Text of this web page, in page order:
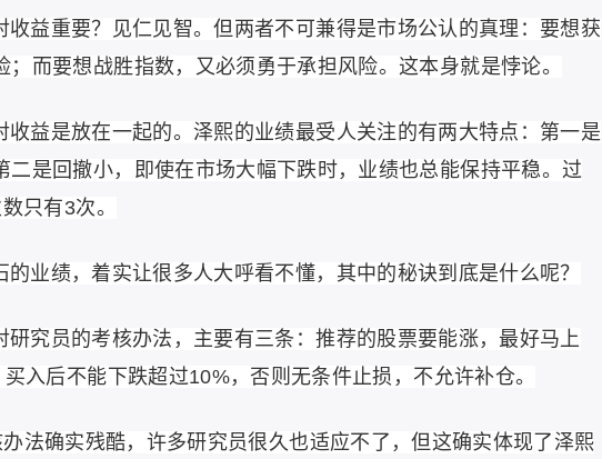
收益重要？见仁见智。但两者不可兼得是市场公认的真理：要想获
而要想战胜指数，又必须勇于承担风险。这本身就是悖论。
收益是放在一起的。泽熙的业绩最受人关注的有两大特点：第一是
二是回撤小，即使在市场大幅下跌时，业绩也总能保持平稳。过
只有3次。
业绩，着实让很多人大呼看不懂，其中的秘诀到底是什么呢？
研究员的考核办法，主要有三条：推荐的股票要能涨，最好马上
入后不能下跌超过10%，否则无条件止损，不允许补仓。
办法确实残酷，许多研究员很久也适应不了，但这确实体现了泽熙